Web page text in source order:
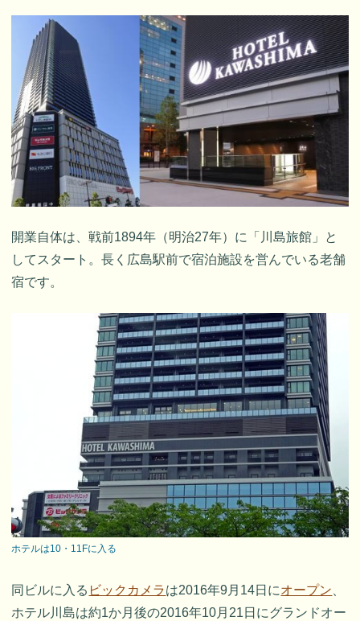
開業自体は、戦前1894年（明治27年）に「川島旅館」と
してスタート。長く広島駅前で宿泊施設を営んでいる老舗
宿です。
ホテルは10・11Fに入る
同ビルに入る ビックカメラは2016年9月14日にオープン
ホテル川島は約1か月後の2016年10月21日にグランドオー